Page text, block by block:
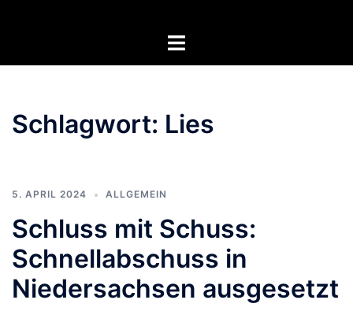
Menü
Schlagwort: Lies
5. APRIL 2024 ALLGEMEIN
Schluss mit Schuss:
Schnellabschuss in
Niedersachsen ausgesetzt